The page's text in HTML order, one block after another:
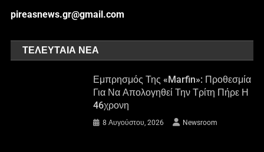
pireasnews.gr@gmail.com
ΤΕΛΕΥΤΑΊΑ ΝΈΑ
Εμπρησμός Της «Marfin»: Προθεσμία
Για Να Απολογηθεί Την Τρίτη Πήρε Η
46χρονη
8 Αυγούστου, 2026 Newsroom